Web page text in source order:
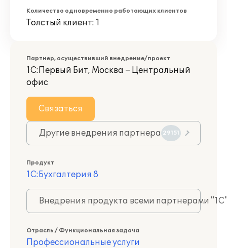
Количество одновременно работающих клиентов
Толстый клиент: 1
Партнер, осуществивший внедрение/проект
1С:Первый Бит, Москва – Центральный
офис
Связаться
Другие внедрения партнера 29151
Продукт
1С:Бухгалтерия 8
Внедрения продукта всеми партнерами
Отрасль / Функциональная задача
Профессиональные услуги